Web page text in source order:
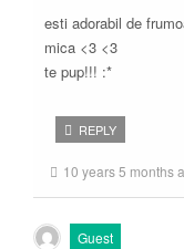
esti adorabil de
mica <3 <3
te pup!!! :*
REPLY
10 years 5 months
Guest